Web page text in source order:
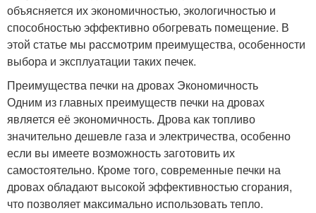
объясняется их экономичностью, экологичностью и
способностью эффективно обогревать помещение. В
этой статье мы рассмотрим преимущества, особенности
выбора и эксплуатации таких печек.
Преимущества печки на дровах Экономичность
Одним из главных преимуществ печки на дровах
является её экономичность. Дрова как топливо
значительно дешевле газа и электричества, особенно
если вы имеете возможность заготовить их
самостоятельно. Кроме того, современные печки на
дровах обладают высокой эффективностью сгорания,
что позволяет максимально использовать тепло.